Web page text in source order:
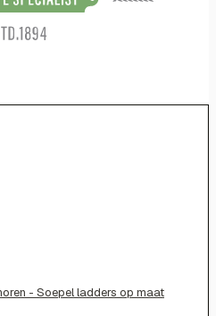
- Soepel ladders op maat